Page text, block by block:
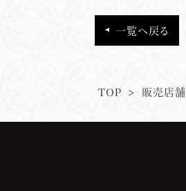
一覧へ戻る
TOP > 販売店舗